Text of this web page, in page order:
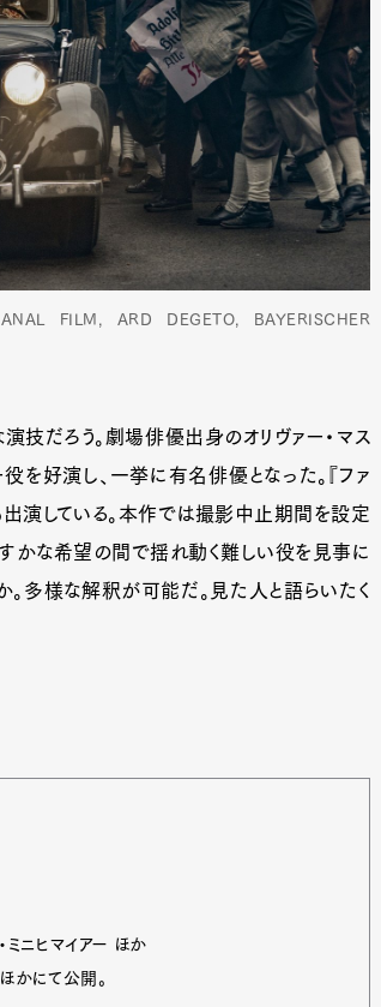
FILM, ARD DEGETO, BAYERISCHER
技だろう。劇場俳優出身のオリヴァー・マス
役を好演し、一挙に有名俳優となった。『ファ
も出演している。本作では撮影中止期間を設定
かな希望の間で揺れ動く難しい役を見事に
。多様な解釈が可能だ。見た人と語らいたく
・ミニヒマイアー ほか
にて公開。